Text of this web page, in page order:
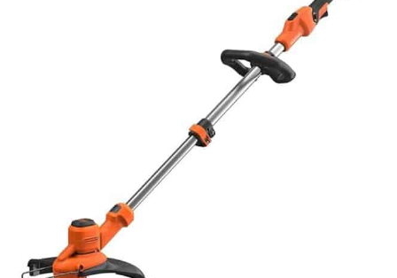
GLC1423L, GLC1823L,
GLC1825L, GLC1825N,
GLC2000, GLC2500,
GLC3000, GLC3630L,
STC1815, STC1820,
STC1820CM, ST4525,
ST5530, ST5530CM,
STC1840, STB3620L
produit 2: Longueur du